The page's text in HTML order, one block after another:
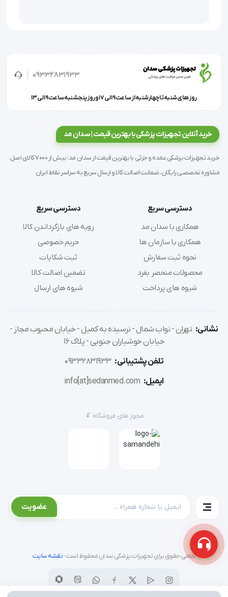
09332831933
روز های شنبه تا چهارشنبه از ساعت 9 الی 17 و روز پنجشنبه ساعت 9 الی 13
خرید آنلاین تجهیزات پزشکی با بهترین قیمت | سدان مد
خرید تجهیزات پزشکی عمده و جزئی با بهترین قیمت از سدان مد؛ بیش از 7000 کالای اصل،
مشاوره تخصصی رایگان، ضمانت اصالت کالا و ارسال سریع به سراسر نقاط ایران
دسترسی سریع
همکاری با سدان مد
همکاری با سازمان ها
نحوه ثبت سفارش
محصولات منحصر بفرد
شیوه های پرداخت
دسترسی سریع
رویه های بازگرداندن کالا
حریم خصوصی
ثبت شکایات
تضمین اصالت کالا
شیوه های ارسال
نشانی: تهران - نواب شمال - نرسیده به کمیل - خیابان محبوب مجاز -
خیابان خوشیاران جنوبی - پلاک 16
تلفن پشتیبانی: 09332831933
ایمیل: info[at]sedanmed.com
مجوز های فروشگاه
عضویت
تمامی حقوق برای تجهیزات پزشکی سدان محفوظ است -نقشه سایت